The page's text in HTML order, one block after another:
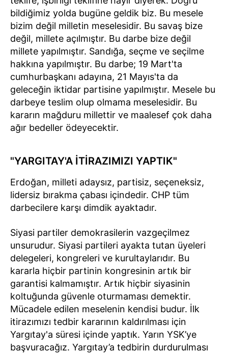
bildiğimiz yolda bugüne geldik biz. Bu mesele
bizim değil milletin meselesidir. Bu savaş bize
değil, millete açılmıştır. Bu darbe bize değil
millete yapılmıştır. Sandığa, seçme ve seçilme
hakkına yapılmıştır. Bu darbe; 19 Mart'ta
cumhurbaşkanı adayına, 21 Mayıs'ta da
geleceğin iktidar partisine yapılmıştır. Mesele bu
darbeye teslim olup olmama meselesidir. Bu
kararın mağduru millettir ve maalesef çok daha
ağır bedeller ödeyecektir.
"YARGITAY'A İTİRAZIMIZI YAPTIK"
Erdoğan, milleti adaysız, partisiz, seçeneksiz,
lidersiz bırakma çabası içindedir. CHP tüm
darbecilere karşı dimdik ayaktadır.
Siyasi partiler demokrasilerin vazgeçilmez
unsurudur. Siyasi partileri ayakta tutan üyeleri
delegeleri, kongreleri ve kurultaylarıdır. Bu
kararla hiçbir partinin kongresinin artık bir
garantisi kalmamıştır. Artık hiçbir siyasinin
koltuğunda güvenle oturmaması demektir.
Mücadele edilen meselenin kendisi budur. İlk
itirazımızı tedbir kararının kaldırılması için
Yargıtay'a süresi içinde yaptık. Yarın YSK’ye
başvuracağız. Yargıtay’a tedbirin durdurulması